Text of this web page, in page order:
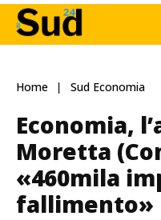
Home Sud Economia
Economia,
Moretta
«460mila
fallimento»